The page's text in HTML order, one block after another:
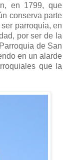
en 1799, que
conserva parte
parroquia, en
por ser de la
de San
en un alarde
que la